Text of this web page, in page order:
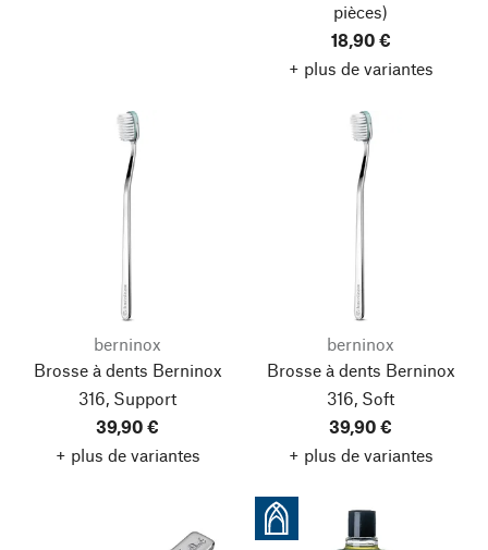
pièces)
18,90 €
+ plus de variantes
berninox
Brosse à dents Berninox
316, Support
39,90 €
+ plus de variantes
berninox
Brosse à dents Berninox
316, Soft
39,90 €
+ plus de variantes